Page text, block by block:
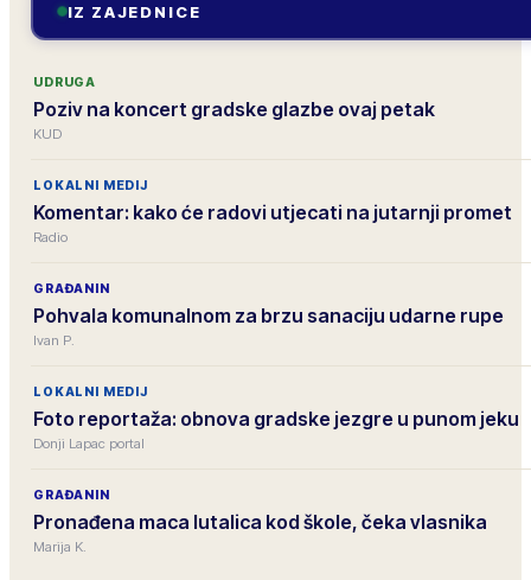
IZ ZAJEDNICE
UDRUGA
Poziv na koncert gradske glazbe ovaj petak
KUD
LOKALNI MEDIJ
Komentar: kako će radovi utjecati na jutarnji promet
Radio
GRAĐANIN
Pohvala komunalnom za brzu sanaciju udarne rupe
Ivan P.
LOKALNI MEDIJ
Foto reportaža: obnova gradske jezgre u punom jeku
Donji Lapac portal
GRAĐANIN
Pronađena maca lutalica kod škole, čeka vlasnika
Marija K.